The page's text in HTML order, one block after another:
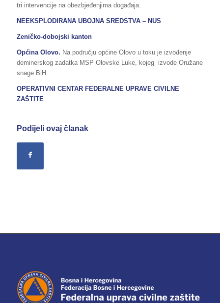
tri intervencije na obezbjeđenjima događaja.
NEEKSPLODIRANA UBOJNA SREDSTVA – NUS
Zeničko-dobojski kanton
Općina Olovo. Na području općine Olovo u toku je izvođenje
deminerskog zadatka MSP Olovske Luke, kojeg izvode Oružane
snage BiH.
OPERATIVNI CENTAR FEDERALNE UPRAVE CIVILNE
ZAŠTITE
Podijeli ovaj članak